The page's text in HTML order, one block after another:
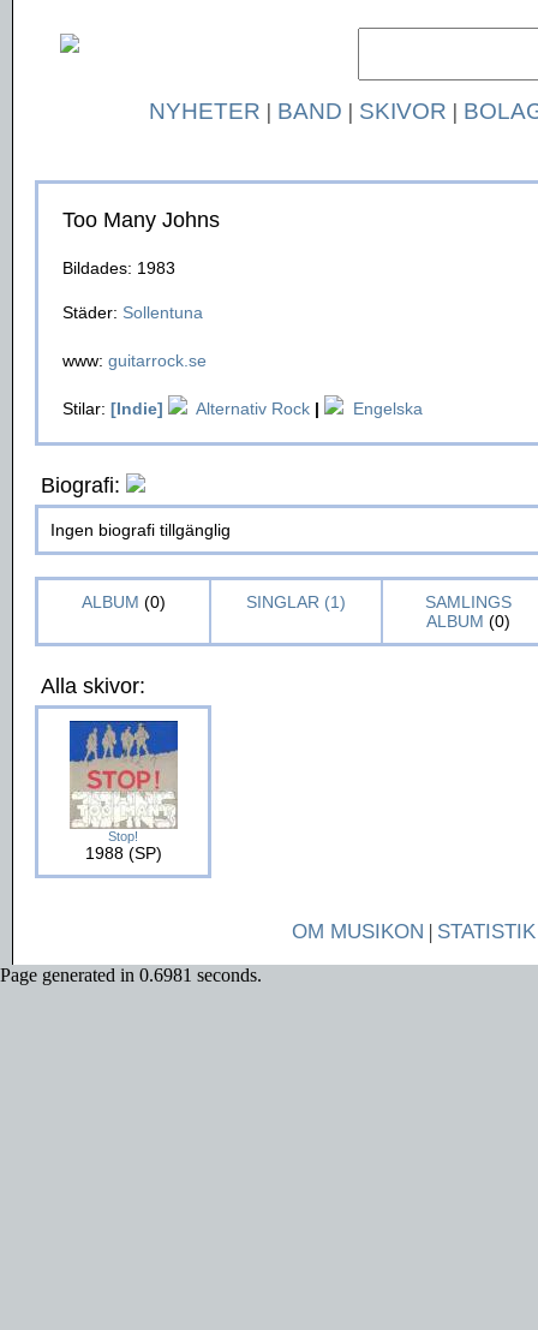
NYHETER | BAND | SKIVOR |
Too Many Johns
Bildades: 1983
Städer: Sollentuna
www: guitarrock.se
Stilar: [Indie] Alternativ Rock | Engelska
Biografi:
Ingen biografi tillgänglig
ALBUM (0) SINGLAR (1)
SAMLINGS
ALBUM (0)
Alla skivor:
Stop!
1988 (SP)
OM MUSIKON | STATISTIK
Page generated in 0.6981 seconds.